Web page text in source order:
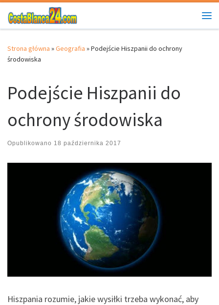
Przejdź do treści
Strona główna »Geografia »Podejście Hiszpanii do ochrony
środowiska
Podejście Hiszpanii do
ochrony środowiska
Opublikowano 18 października 2017
Hiszpania rozumie, jakie wysiłki trzeba wykonać, aby